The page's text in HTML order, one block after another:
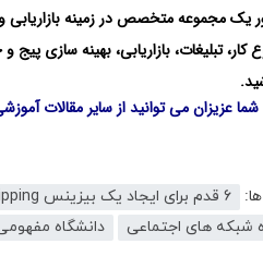
یک مجموعه متخصص در زمینه
کار، تبلیغات، بازاریابی، بهینه سازی
شما عزیزان می توانید از سایر مقالات
6 قدم برای ایجاد یک بیزینس Dropshipping آنلاین موفق
شبکه های اجتماعی
دانشگاه